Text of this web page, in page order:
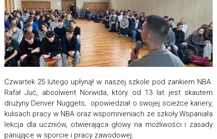
Czwartek 25 lutego upłynął w naszej szkole pod zankiem NBA.
Rafał Juć, absolwent Norwida, który od 13 lat jest skautem
drużyny Denver Nuggets, opowiedział o swojej scieżce kariery,
kulisach pracy w NBA oraz wspomnieniach ze szkoły.Wspaniała
lekcja dla uczniów, otwierająca głowy na możliwości i zasady
panujące w sporcie i pracy zawodowej.